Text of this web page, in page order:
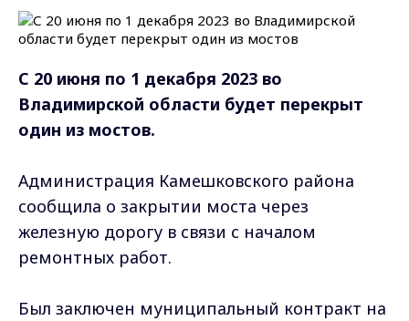
С 20 июня по 1 декабря 2023 во
Владимирской области будет перекрыт
один из мостов.
Администрация Камешковского района
сообщила о закрытии моста через
железную дорогу в связи с началом
ремонтных работ.
Был заключен муниципальный контракт на